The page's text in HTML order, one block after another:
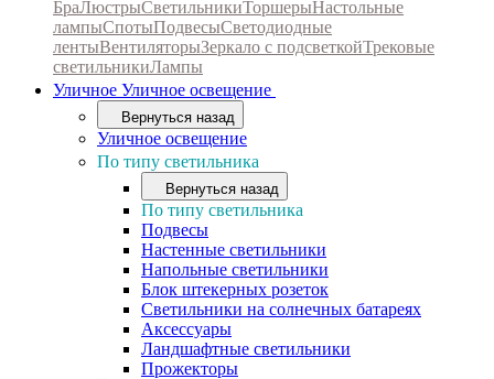
БраЛюстрыСветильникиТоршерыНастольные
лампыСпотыПодвесыСветодиодные
лентыВентиляторыЗеркало с подсветкойТрековые
светильникиЛампы
Уличное Уличное освещение
Вернуться назад
Уличное освещение
По типу светильника
Вернуться назад
По типу светильника
Подвесы
Настенные светильники
Напольные светильники
Блок штекерных розеток
Светильники на солнечных батареях
Аксессуары
Ландшафтные светильники
Прожекторы